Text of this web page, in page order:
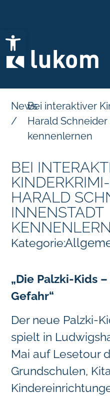
Open toolbar
News
/
Bei interaktiver
Harald
kennenlernen
BEI
HARALD
INNENSTADT
Kategorie:
„Die Palzki-Kids
Gefahr“
Der neue Palzki-
spielt in
Mai auf Lesetour
Grundschulen,